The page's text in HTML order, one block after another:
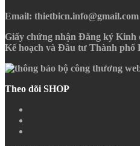
Email: thietbicn.info@gmail.com
Giấy chứng nhận Đăng ký Kinh
Kế hoạch và Đầu tư Thành phố
Theo dõi SHOP